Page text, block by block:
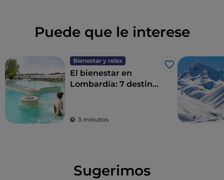
Puede que le interese
Bienestar y relax
Me gusta
El bienestar en
Lombardía: 7 destinos
3 minutos
Sugerimos